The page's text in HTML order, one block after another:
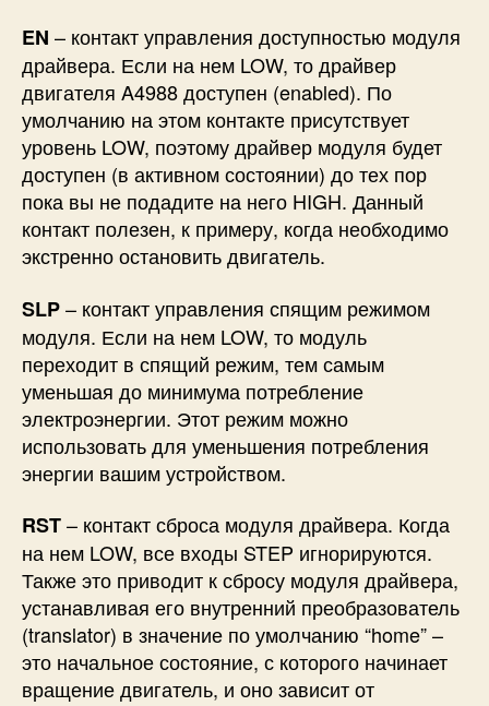
EN – контакт управления доступностью модуля
драйвера. Если на нем LOW, то драйвер
двигателя A4988 доступен (enabled). По
умолчанию на этом контакте присутствует
уровень LOW, поэтому драйвер модуля будет
доступен (в активном состоянии) до тех пор
пока вы не подадите на него HIGH. Данный
контакт полезен, к примеру, когда необходимо
экстренно остановить двигатель.
SLP– контакт управления спящим режимом
модуля. Если на нем LOW, то модуль
переходит в спящий режим, тем самым
уменьшая до минимума потребление
электроэнергии. Этот режим можно
использовать для уменьшения потребления
энергии вашим устройством.
RST– контакт сброса модуля драйвера. Когда
на нем LOW, все входы STEP игнорируются.
Также это приводит к сбросу модуля драйвера,
устанавливая его внутренний преобразователь
(translator) в значение по умолчанию “home” –
это начальное состояние, с которого начинает
вращение двигатель, и оно зависит от